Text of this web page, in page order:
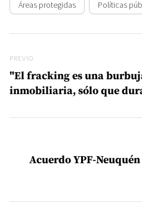
Áreas protegidas Políticas
Previo
PREVIO
"El fracking es una
inmobiliaria, sólo que
Acuerdo YPF-